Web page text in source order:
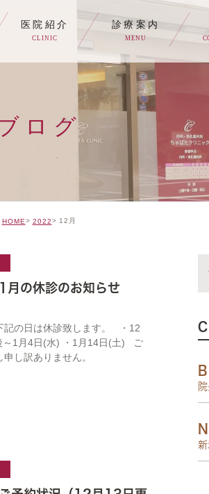
医院紹介
CLINIC
診療案内
MENU
各種内視鏡検査について
生活習慣病
消化器内科・内科
トイレの症状でお悩みの方
ログ
HOME 2022 12月
月の休診のお知らせ
記の日は休診致します。 ・12
～1月4日(水) ・1月14日(土) ご
し訳ありません。
新